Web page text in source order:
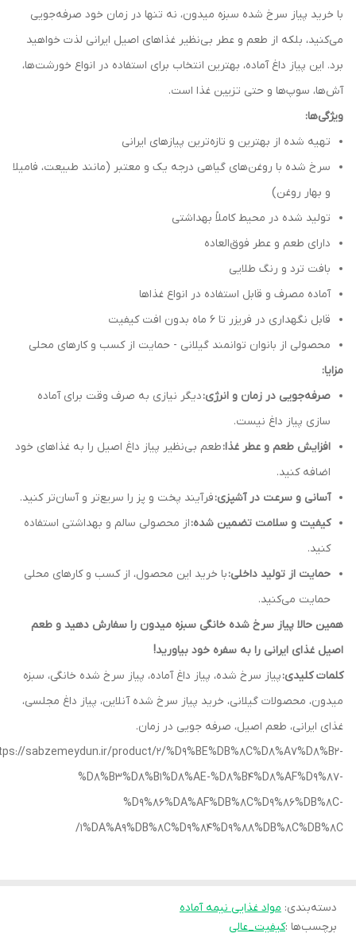
با خرید پیاز سرخ شده سبزه میدون، نه تنها در زمان خود صرفه‌جویی
می‌کنید، بلکه از طعم و عطر بی‌نظیر غذاهای اصیل ایرانی لذت خواهید
برد. این پیاز داغ آماده، بهترین انتخاب برای استفاده در انواع خورشت‌ها،
آش‌ها، سوپ‌ها و حتی تزیین غذا است.
ویژگی‌ها:
تهیه شده از بهترین و تازه‌ترین پیازهای ایرانی
سرخ شده با روغن‌های گیاهی درجه یک و معتبر (مانند طبیعت، فامیلا
و بهار روغن)
تولید شده در محیط کاملاً بهداشتی
دارای طعم و عطر فوق‌العاده
بافت ترد و رنگ طلایی
آماده مصرف و قابل استفاده در انواع غذاها
قابل نگهداری در فریزر تا 6 ماه بدون افت کیفیت
محصولی از بانوان توانمند گیلانی - حمایت از کسب و کارهای محلی
مزایا:
صرفه‌جویی در زمان و انرژی:دیگر نیازی به صرف وقت برای آماده
سازی پیاز داغ نیست.
افزایش طعم و عطر غذا:طعم بی‌نظیر پیاز داغ اصیل را به غذاهای خود
اضافه کنید.
آسانی و سرعت در آشپزی:فرآیند پخت و پز را سریع‌تر و آسان‌تر کنید.
کیفیت و سلامت تضمین شده:از محصولی سالم و بهداشتی استفاده
کنید.
حمایت از تولید داخلی:با خرید این محصول، از کسب و کارهای محلی
حمایت می‌کنید.
همین حالا پیاز سرخ شده خانگی سبزه میدون را سفارش دهید و طعم
اصیل غذای ایرانی را به سفره خود بیاورید!
کلمات کلیدی:پیاز سرخ شده، پیاز داغ آماده، پیاز سرخ شده خانگی، سبزه
میدون، محصولات گیلانی، خرید پیاز سرخ شده آنلاین، پیاز داغ مجلسی،
غذای ایرانی، طعم اصیل، صرفه جویی در زمان.
sabzemeydun.ir/product/2/%D9%BE%DB%8C%D8%A7%D8%B2-
%D8%B3%D8%B1%D8%AE-%D8%B4%D8%AF%D9%87-
%D9%86%DA%AF%DB%8C%D9%86%DB%8C-
1%DA%A9%DB%8C%D9%84%D9%88%DB%8C%DB%8C/
دسته‌بندی: مواد غذایی نیمه آماده
برچسب‌ها :کیفیت_عالی